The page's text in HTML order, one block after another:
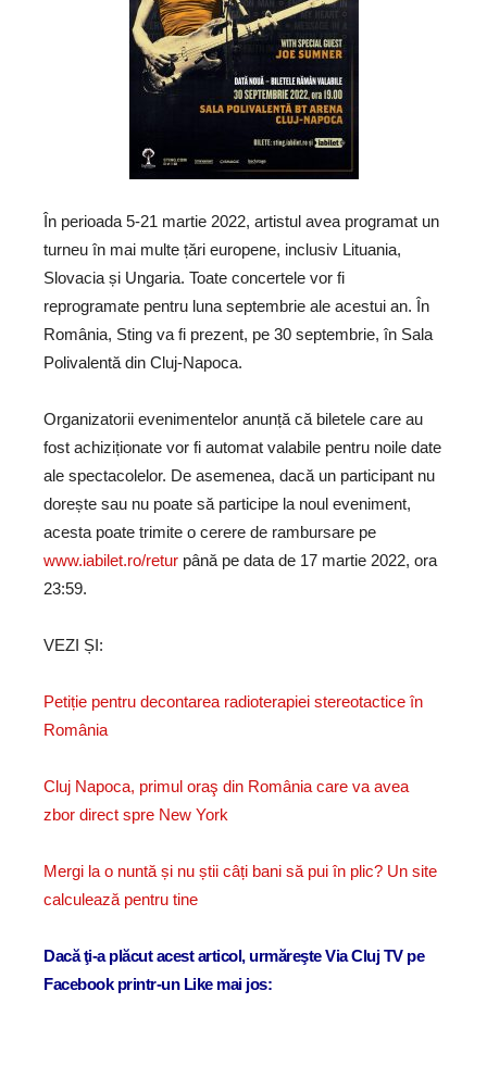
În perioada 5-21 martie 2022, artistul avea programat un
turneu în mai multe țări europene, inclusiv Lituania,
Slovacia și Ungaria. Toate concertele vor fi
reprogramate pentru luna septembrie ale acestui an. În
România, Sting va fi prezent, pe 30 septembrie, în Sala
Polivalentă din Cluj-Napoca.
Organizatorii evenimentelor anunță că biletele care au
fost achiziționate vor fi automat valabile pentru noile date
ale spectacolelor. De asemenea, dacă un participant nu
dorește sau nu poate să participe la noul eveniment,
acesta poate trimite o cerere de rambursare pe
www.iabilet.ro/retur până pe data de 17 martie 2022, ora
23:59.
VEZI ȘI:
Petiție pentru decontarea radioterapiei stereotactice în
România
Cluj Napoca, primul oraş din România care va avea
zbor direct spre New York
Mergi la o nuntă și nu știi câți bani să pui în plic? Un site
calculează pentru tine
Dacă ţi-a plăcut acest articol, urmăreşte Via Cluj TV pe
Facebook printr-un Like mai jos: